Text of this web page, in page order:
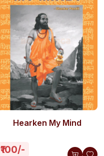
Hearken My Mind
₹100/-